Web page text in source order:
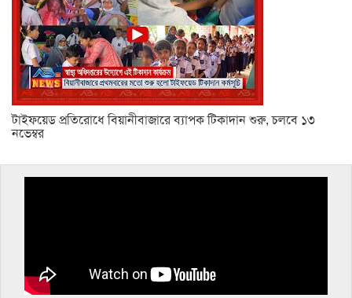
টাইফয়েড প্রতিরোধে বিয়ানীবাজারে ব্যাপক টিকাদান শুরু, চলবে ১৩
নভেম্বর